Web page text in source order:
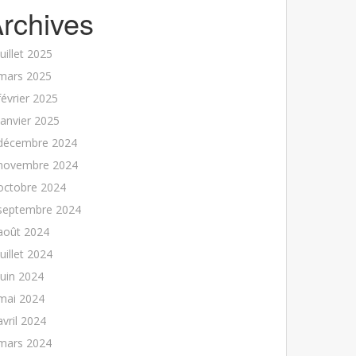
2025
2025
2025
2025
2024
2024
2024
2024
2024
2024
2024
2024
2024
2024